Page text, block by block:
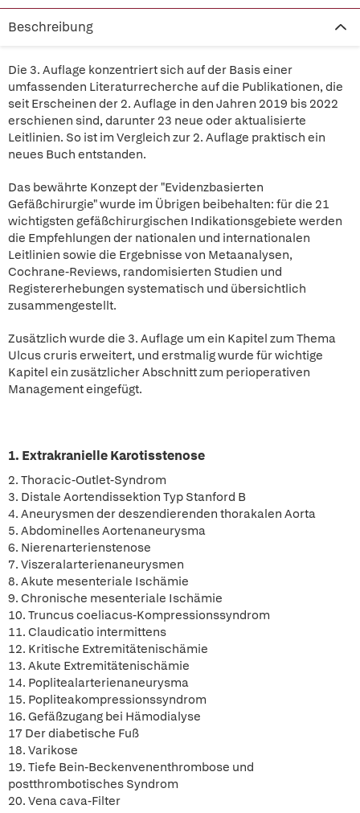
Beschreibung
Die 3. Auflage konzentriert sich auf der Basis einer
umfassenden Literaturrecherche auf die Publikationen, die
seit Erscheinen der 2. Auflage in den Jahren 2019 bis 2022
erschienen sind, darunter 23 neue oder aktualisierte
Leitlinien. So ist im Vergleich zur 2. Auflage praktisch ein
neues Buch entstanden.
Das bewährte Konzept der "Evidenzbasierten
Gefäßchirurgie" wurde im Übrigen beibehalten: für die 21
wichtigsten gefäßchirurgischen Indikationsgebiete werden
die Empfehlungen der nationalen und internationalen
Leitlinien sowie die Ergebnisse von Metaanalysen,
Cochrane-Reviews, randomisierten Studien und
Registererhebungen systematisch und übersichtlich
zusammengestellt.
Zusätzlich wurde die 3. Auflage um ein Kapitel zum Thema
Ulcus cruris erweitert, und erstmalig wurde für wichtige
Kapitel ein zusätzlicher Abschnitt zum perioperativen
Management eingefügt.
1. Extrakranielle Karotisstenose
2. Thoracic-Outlet-Syndrom
3. Distale Aortendissektion Typ Stanford B
4. Aneurysmen der deszendierenden thorakalen Aorta
5. Abdominelles Aortenaneurysma
6. Nierenarterienstenose
7. Viszeralarterienaneurysmen
8. Akute mesenteriale Ischämie
9. Chronische mesenteriale Ischämie
10. Truncus coeliacus-Kompressionssyndrom
11. Claudicatio intermittens
12. Kritische Extremitätenischämie
13. Akute Extremitätenischämie
14. Poplitealarterienaneurysma
15. Popliteakompressionssyndrom
16. Gefäßzugang bei Hämodialyse
17 Der diabetische Fuß
18. Varikose
19. Tiefe Bein-Beckenvenenthrombose und
postthrombotisches Syndrom
20. Vena cava-Filter